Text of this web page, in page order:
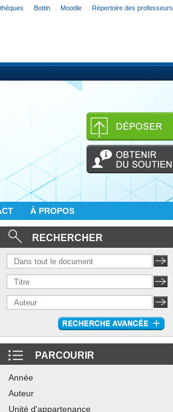
Bottin Moodle Répertoire des professeurs
À PROPOS
RECHERCHER
PARCOURIR
Année
Auteur
Unité d'appartenance